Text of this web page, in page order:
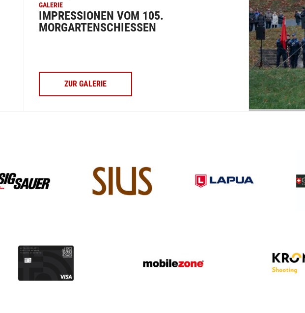
GALERIE
IMPRESSIONEN VOM 105.
MORGARTENSCHIESSEN
ZUR GALERIE